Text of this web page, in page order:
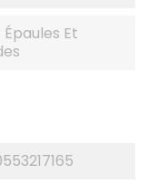
Épaules Et